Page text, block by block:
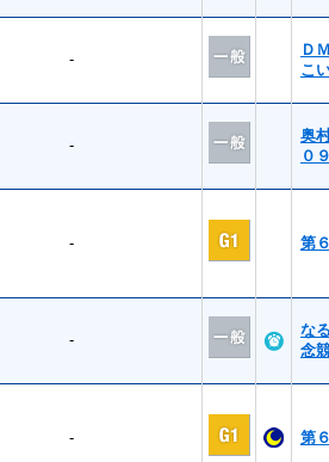
-
Ｄ
こ
-
奥
０
- 第
-
な
念
- 第